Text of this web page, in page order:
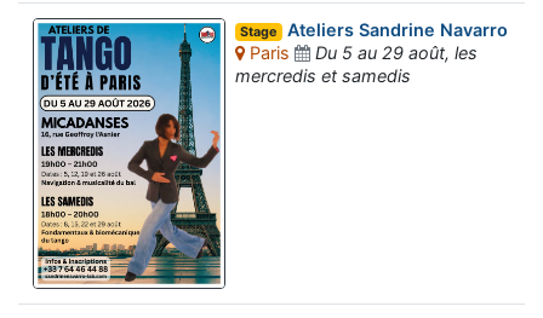
Stage Ateliers Sandrine Navarro
Paris
Du 5 au 29 août, les
mercredis et samedis